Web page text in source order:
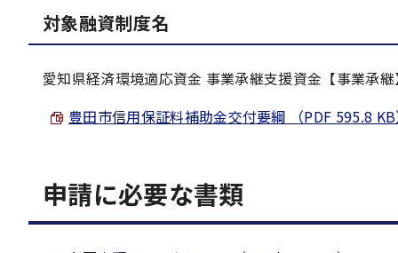
対象融資制度名
愛知県経済環境適応資金 事業承継支援資金【事業承継
豊田市信用保証料補助金交付要綱 （PDF 595.8 KB
申請に必要な書類